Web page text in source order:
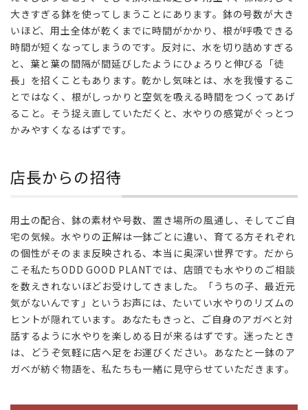
大きすぎる鉢を使ってしまうことにあります。鉢の号数が大き
いほど、用土全体が乾くまでに時間がかかり、根が呼吸できる
時間が短くなってしまうのです。反対に、水を切り詰めすぎる
と、葉と葉の間隔が間延びしたようにひょろりと伸びる「徒
長」を招くこともあります。乾かし気味とは、水を我慢するこ
とではなく、根がしっかりと空気を吸える時間をつくってあげ
ること。そう捉え直していただくと、水やりの感覚がぐっとつ
かみやすくなるはずです。
店長からの招待
用土の配合、鉢の素材や号数、置き場所の風通し、そしてご自
宅の気候。水やりの正解は一鉢ごとに違い、育てる方それぞれ
の個性がそのまま反映される、本当に奥深い世界です。だから
こそ私たちODD GOOD PLANTでは、店頭でも水やりのご相談
を数えきれないほどお受けしてきました。「うちの子、最近元
気がないんです」というお声には、たいてい水やりのリズムの
ヒントが隠れています。あなたもきっと、ご自身のアガベと対
話するように水やりを楽しめる日が来るはずです。迷ったとき
は、どうぞ気軽に店へ足をお運びください。あなたと一鉢のア
ガベが紡ぐ物語を、私たちも一緒に見守らせていただきます。